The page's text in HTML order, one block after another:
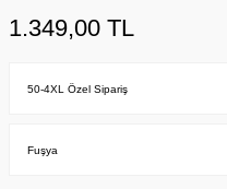
1.349,00 TL